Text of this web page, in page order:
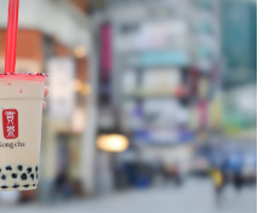
เงินเยนอ่อนค่า
าน
Japan Iran Israel